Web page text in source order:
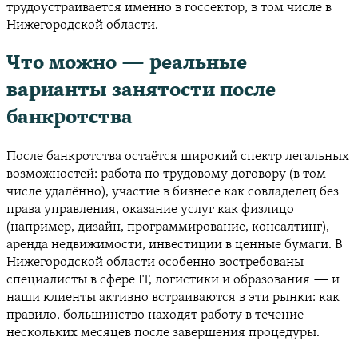
трудоустраивается именно в госсектор, в том числе в
Нижегородской области.
Что можно — реальные
варианты занятости после
банкротства
После банкротства остаётся широкий спектр легальных
возможностей: работа по трудовому договору (в том
числе удалённо), участие в бизнесе как совладелец без
права управления, оказание услуг как физлицо
(например, дизайн, программирование, консалтинг),
аренда недвижимости, инвестиции в ценные бумаги. В
Нижегородской области особенно востребованы
специалисты в сфере IT, логистики и образования — и
наши клиенты активно встраиваются в эти рынки: как
правило, большинство находят работу в течение
нескольких месяцев после завершения процедуры.